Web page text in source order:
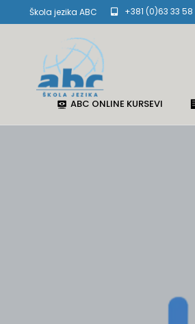
Škola jezika ABC +381 (0)63 33 58
ABC ONLINE KURSEVI